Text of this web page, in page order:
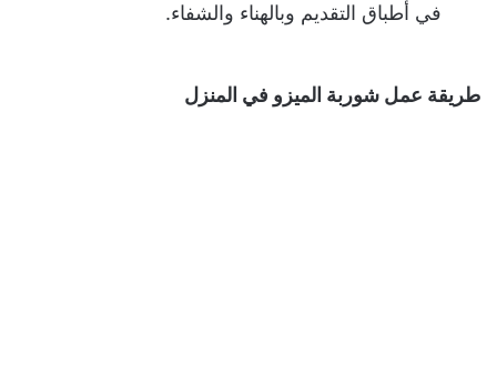
في أطباق التقديم وبالهناء والشفاء.
طريقة عمل شوربة الميزو في المنزل